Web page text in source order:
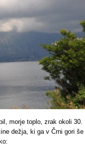
morje toplo, zrak okoli 30.
dežja, ki ga v Črni gori še